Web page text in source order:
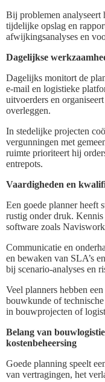
Bij problemen analyseert
tijdelijke opslag en
afwijkingsanalyses en
Dagelijkse
Dagelijks monitort de
e-mail en logistieke
uitvoerders en
overleggen.
In stedelijke projecten
vergunningen met
ruimte prioriteert hij
entrepots.
Vaardigheden en
Een goede planner heeft
rustig onder druk.
software zoals
Communicatie en
en bewaken van SLA’s
bij scenario-analyses en
Veel planners hebben
bouwkunde of
in bouwprojecten of
Belang van
kostenbeheersing
Goede planning speelt
van vertragingen, het